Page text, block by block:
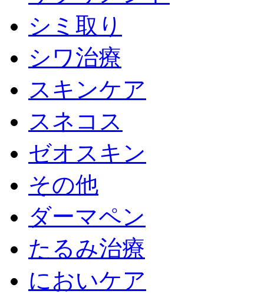
シミ取り
シワ治療
スキンケア
スネコス
ゼオスキン
その他
ダーマペン
たるみ治療
においケア